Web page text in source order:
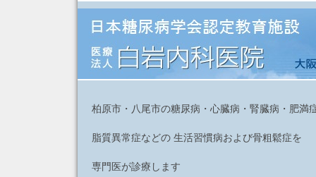
柏原市・八尾市の糖尿病・心臓病・腎臓病・肥満
脂質異常症などの 生活習慣病および骨粗鬆症を
専門医が診療します